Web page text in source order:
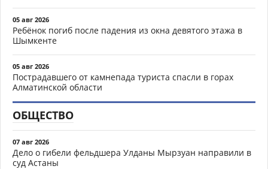
05 авг 2026
Ребёнок погиб после падения из окна девятого этажа в
Шымкенте
05 авг 2026
Пострадавшего от камнепада туриста спасли в горах
Алматинской области
ОБЩЕСТВО
07 авг 2026
Дело о гибели фельдшера Улданы Мырзуан направили в
суд Астаны